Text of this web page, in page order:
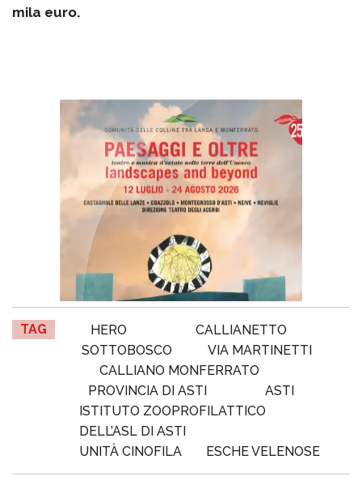
mila euro.
TAG HERO
CALLIANETTO
SOTTOBOSCO
VIA MARTINETTI
CALLIANO MONFERRATO
PROVINCIA DI ASTI
ASTI
ISTITUTO ZOOPROFILATTICO
DELL’ASL DI ASTI
UNITÀ CINOFILA
ESCHE VELENOSE